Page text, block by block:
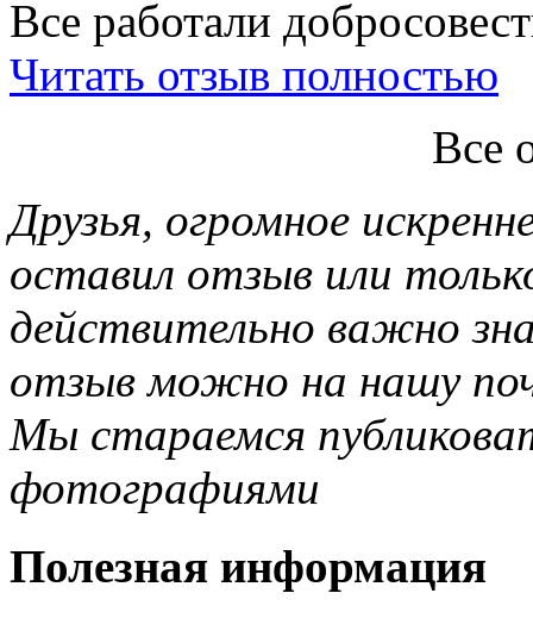
Все работали
Читать отзыв полностью
Все
Друзья, огромное
оставил отзыв или
действительно важно
отзыв можно на нашу
Мы стараемся
фотографиями
Полезная информация